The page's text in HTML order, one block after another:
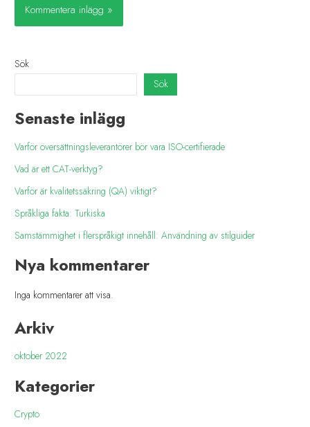
Sök
Sök
Senaste inlägg
Varför översättningsleverantörer bör vara ISO-certifierade
Vad är ett CAT-verktyg?
Varför är kvalitetssäkring (QA) viktigt?
Språkliga fakta: Turkiska
Samstämmighet i flerspråkigt innehåll: Användning av stilguider
Nya kommentarer
Inga kommentarer att visa.
Arkiv
oktober 2022
Kategorier
Crypto